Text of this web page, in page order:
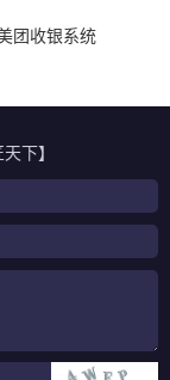
团收银系统
下】